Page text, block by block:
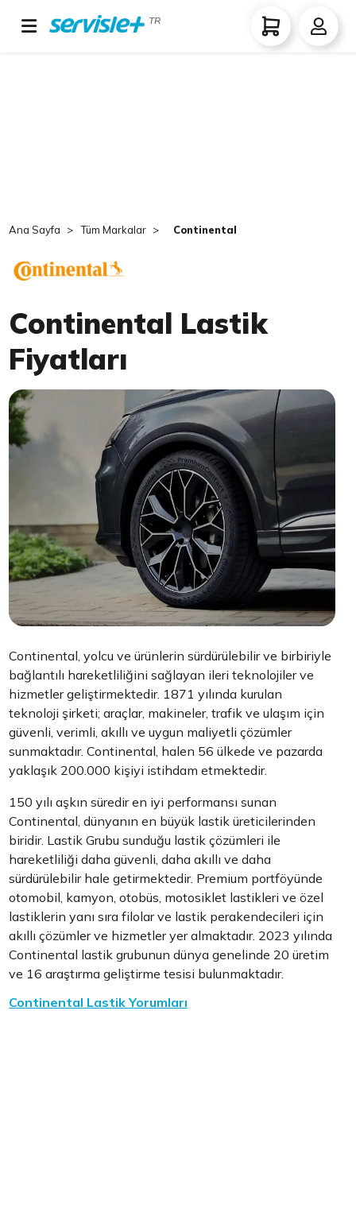
TR
Ana Sayfa Tüm Markalar Continental
Continental Lastik
Fiyatları
Continental, yolcu ve ürünlerin sürdürülebilir ve birbiriyle
bağlantılı hareketliliğini sağlayan ileri teknolojiler ve
hizmetler geliştirmektedir. 1871 yılında kurulan
teknoloji şirketi; araçlar, makineler, trafik ve ulaşım için
güvenli, verimli, akıllı ve uygun maliyetli çözümler
sunmaktadır. Continental, halen 56 ülkede ve pazarda
yaklaşık 200.000 kişiyi istihdam etmektedir.
150 yılı aşkın süredir en iyi performansı sunan
Continental, dünyanın en büyük lastik üreticilerinden
biridir. Lastik Grubu sunduğu lastik çözümleri ile
hareketliliği daha güvenli, daha akıllı ve daha
sürdürülebilir hale getirmektedir. Premium portföyünde
otomobil, kamyon, otobüs, motosiklet lastikleri ve özel
lastiklerin yanı sıra filolar ve lastik perakendecileri için
akıllı çözümler ve hizmetler yer almaktadır. 2023 yılında
Continental lastik grubunun dünya genelinde 20 üretim
ve 16 araştırma geliştirme tesisi bulunmaktadır.
Continental Lastik Yorumları